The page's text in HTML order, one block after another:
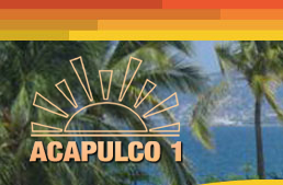
Pasar
al
contenido
principal